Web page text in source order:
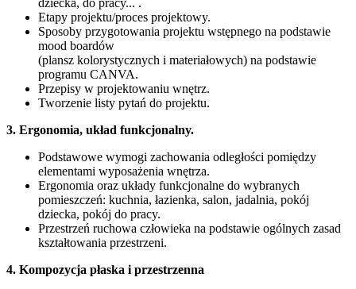
dziecka, do pracy... .
Etapy projektu/proces projektowy.
Sposoby przygotowania projektu wstępnego na podstawie
mood boardów
(plansz kolorystycznych i materiałowych) na podstawie
programu CANVA.
Przepisy w projektowaniu wnętrz.
Tworzenie listy pytań do projektu.
3. Ergonomia, układ funkcjonalny.
Podstawowe wymogi zachowania odległości pomiędzy
elementami wyposażenia wnętrza.
Ergonomia oraz układy funkcjonalne do wybranych
pomieszczeń: kuchnia, łazienka, salon, jadalnia, pokój
dziecka, pokój do pracy.
Przestrzeń ruchowa człowieka na podstawie ogólnych zasad
kształtowania przestrzeni.
4. Kompozycja płaska i przestrzenna